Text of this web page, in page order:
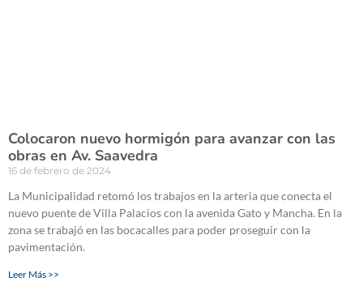
Colocaron nuevo hormigón para avanzar con las
obras en Av. Saavedra
16 de febrero de 2024
La Municipalidad retomó los trabajos en la arteria que conecta el
nuevo puente de Villa Palacios con la avenida Gato y Mancha. En la
zona se trabajó en las bocacalles para poder proseguir con la
pavimentación.
Leer Más >>